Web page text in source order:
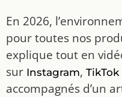
En 2026,
pour toutes nos
explique tout en
sur Instagram, TikTok
accompagnés d’un